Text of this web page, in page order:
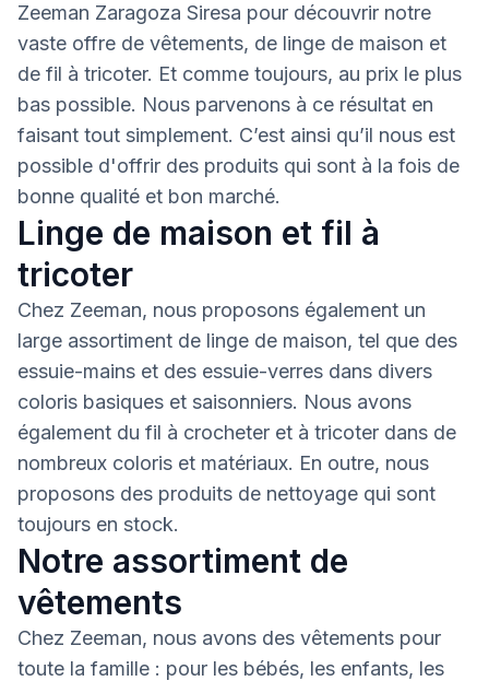
Zeeman Zaragoza Siresa pour découvrir notre
vaste offre de vêtements, de linge de maison et
de fil à tricoter. Et comme toujours, au prix le plus
bas possible. Nous parvenons à ce résultat en
faisant tout simplement. C’est ainsi qu’il nous est
possible d'offrir des produits qui sont à la fois de
bonne qualité et bon marché.
Linge de maison et fil à
tricoter
Chez Zeeman, nous proposons également un
large assortiment de linge de maison, tel que des
essuie-mains et des essuie-verres dans divers
coloris basiques et saisonniers. Nous avons
également du fil à crocheter et à tricoter dans de
nombreux coloris et matériaux. En outre, nous
proposons des produits de nettoyage qui sont
toujours en stock.
Notre assortiment de
vêtements
Chez Zeeman, nous avons des vêtements pour
toute la famille : pour les bébés, les enfants, les